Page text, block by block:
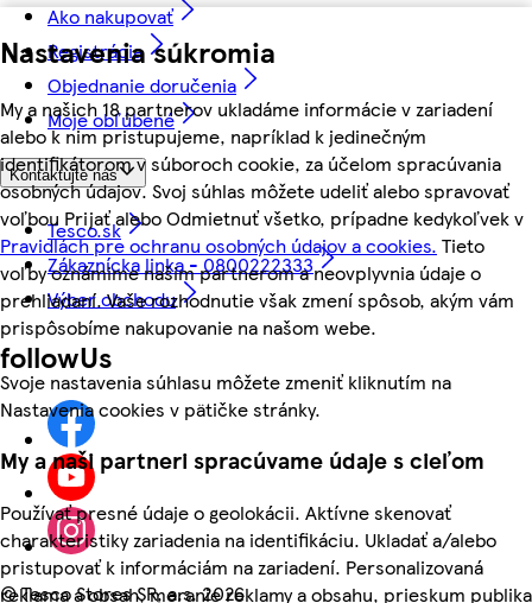
Nastavenia súkromia
My a našich 18 partnerov ukladáme informácie v zariadení
alebo k nim pristupujeme, napríklad k jedinečným
identifikátorom v súboroch cookie, za účelom spracúvania
osobných údajov. Svoj súhlas môžete udeliť alebo spravovať
voľbou Prijať alebo Odmietnuť všetko, prípadne kedykoľvek v
Pravidlách pre ochranu osobných údajov a cookies. Tieto
voľby oznámime našim partnerom a neovplyvnia údaje o
prehliadaní. Vaše rozhodnutie však zmení spôsob, akým vám
prispôsobíme nakupovanie na našom webe.
Svoje nastavenia súhlasu môžete zmeniť kliknutím na
Nastavenia cookies v pätičke stránky.
My a naši partneri spracúvame údaje s cieľom
Používať presné údaje o geolokácii. Aktívne skenovať
charakteristiky zariadenia na identifikáciu. Ukladať a/alebo
pristupovať k informáciám na zariadení. Personalizovaná
reklama a obsah, meranie reklamy a obsahu, prieskum publika
Ako nakupovať
Registrácia
Objednanie doručenia
Moje obľúbené
Kontaktujte nás
Tesco.sk
Zákaznícka linka - 0800222333
Výber obchodu
followUs
©Tesco Stores SR, a.s. 2026